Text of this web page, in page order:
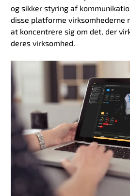
og sikker styring af
disse platforme virksomhederne
at koncentrere sig om det, der
deres virksomhed.